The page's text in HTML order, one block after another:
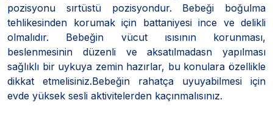
pozisyonu sırtüstü pozisyondur. Bebeği boğulma
tehlikesinden korumak için battaniyesi ince ve delikli
olmalıdır. Bebeğin vücut ısısının korunması,
beslenmesinin düzenli ve aksatılmadasn yapılması
sağlıklı bir uykuya zemin hazırlar, bu konulara özellikle
dikkat etmelisiniz.Bebeğin rahatça uyuyabilmesi için
evde yüksek sesli aktivitelerden kaçınmalısınız.